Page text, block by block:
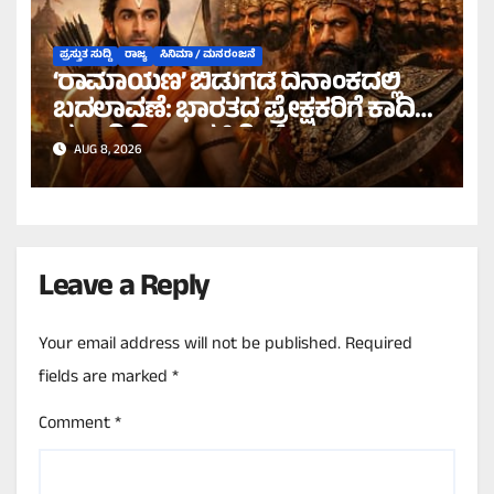
ಪ್ರಸ್ತುತ ಸುದ್ದಿ ರಾಜ್ಯ ಸಿನಿಮಾ / ಮನರಂಜನೆ
‘ರಾಮಾಯಣ’ ಬಿಡುಗಡೆ ದಿನಾಂಕದಲ್ಲಿ
ಬದಲಾವಣೆ: ಭಾರತದ ಪ್ರೇಕ್ಷಕರಿಗೆ ಕಾದಿದೆ
ಭರ್ಜರಿ ದೀಪಾವಳಿ ಗಿಫ್ಟ್!
AUG 8, 2026
Leave a Reply
Your email address will not be published.Required
fields are marked*
Comment*